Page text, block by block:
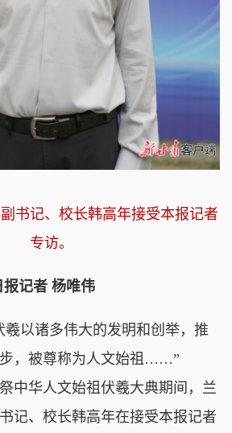
书记、校长韩高年接受本报记者
专访。
报记者 杨唯伟
以诸多伟大的发明和创举，推
，被尊称为人文始祖……”
中华人文始祖伏羲大典期间，兰
记、校长韩高年在接受本报记者